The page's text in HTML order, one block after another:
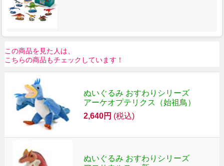
この商品を見た人は、
こちらの商品もチェックしています！
ぬいぐるみ おすわりシリーズ
アーケオプテリクス（始祖鳥）
2,640円 (税込)
ぬいぐるみ おすわりシリーズ